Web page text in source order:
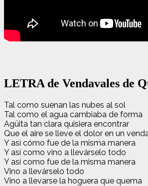
LETRA de Vendavales de
Tal como suenan las nubes al sol
Tal como el agua cambiaba de forma
Agüita tan clara quisiera encontrar
Que el aire se lleve el dolor en un
Y así cómo fue de la misma manera
Y así como vino a llevárselo todo
Y así como fue de la misma manera
Vino a llevárselo todo
Vino a llevarse la hoguera que quema